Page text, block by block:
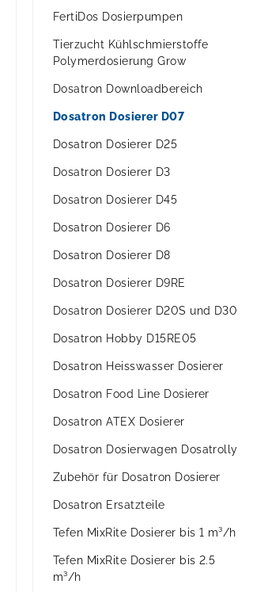
FertiDos Dosierpumpen
Tierzucht Kühlschmierstoffe
Polymerdosierung Grow
Dosatron Downloadbereich
Dosatron Dosierer D07
Dosatron Dosierer D25
Dosatron Dosierer D3
Dosatron Dosierer D45
Dosatron Dosierer D6
Dosatron Dosierer D8
Dosatron Dosierer D9RE
Dosatron Dosierer D20S und D30
Dosatron Hobby D15RE05
Dosatron Heisswasser Dosierer
Dosatron Food Line Dosierer
Dosatron ATEX Dosierer
Dosatron Dosierwagen Dosatrolly
Zubehör für Dosatron Dosierer
Dosatron Ersatzteile
Tefen MixRite Dosierer bis 1 m³/h
Tefen MixRite Dosierer bis 2.5
m³/h